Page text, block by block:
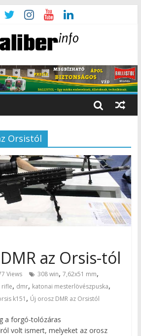
Orsistól
az Orsis-tól
Views 308 win, 7,62x51 mm,
rifle, dmr, katonai mesterlövészpuska,
k151 , Új orosz DMR az Orsistól
a forgó-tolózáras
volt ismert, melyeket az orosz